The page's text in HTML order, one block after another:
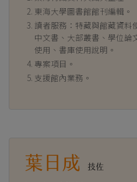
東海大學圖書館館刊編輯。
讀者服務：特藏與館藏資料
中文書、大部叢書、學位論
使用、書庫使用說明。
專案項目。
支援館內業務。
葉日成 技佐